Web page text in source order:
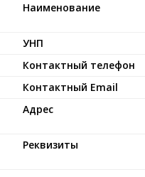
Наименование
УНП
Контактный телефон
Контактный Email
Адрес
Реквизиты